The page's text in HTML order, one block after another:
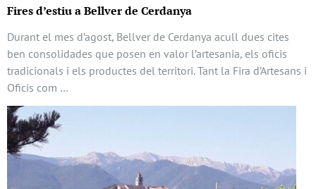
Fires d’estiu a Bellver de Cerdanya
Durant el mes d’agost, Bellver de Cerdanya acull dues cites
ben consolidades que posen en valor l’artesania, els oficis
tradicionals i els productes del territori. Tant la Fira d’Artesans i
Oficis com …